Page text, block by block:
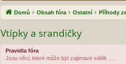
hl
od
ka
Domů Obsah fóra Ostatní Příhody
Vtípky a srandičky
Pravidla fóra
Jsou věci, které může být zajímavé sdělit ….